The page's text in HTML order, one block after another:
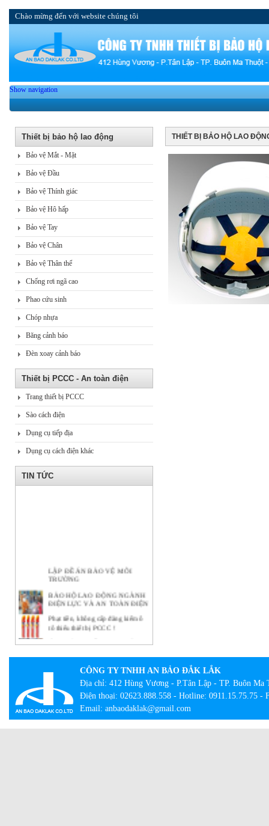
Chào mừng đến với website chúng tôi
Show navigation
Thiết bị bảo hộ lao động
Bảo vệ Mắt - Mặt
Bảo vệ Đầu
Bảo vệ Thính giác
Bảo vệ Hô hấp
Bảo vệ Tay
Bảo vệ Chân
Bảo vệ Thân thể
Chống rơi ngã cao
Phao cứu sinh
Chóp nhựa
Băng cảnh báo
Đèn xoay cảnh báo
Thiết bị PCCC - An toàn điện
Trang thiết bị PCCC
Sào cách điện
Dụng cụ tiếp địa
Dụng cụ cách điện khác
TIN TỨC
LẬP ĐỀ ÁN BẢO VỆ MÔI
TRƯỜNG
BẢO HỘ LAO ĐỘNG NGÀNH
ĐIỆN LỰC VÀ AN TOÀN ĐIỆN
Phạt tiền, không cấp đăng kiểm ô
tô thiếu thiết bị PCCC !
CÔNG TÁC BẢO HỘ LAO
ĐỘNG TẠI DOANH NGHIỆP
BẢO HỘ LAO ĐỘNG -
NHỮNG KHÁI NIỆM CƠ BẢN
CẦN BIẾT
Lạ lẫm với tour bắt buộc mặc đồ
bảo hộ lao động
Con đường thành công của hãng
THIẾT BỊ BẢO HỘ LAO
CÔNG TY TNHH AN BẢO ĐẮK LẮK
Địa chỉ: 412 Hùng Vương - P.Tân Lập - TP. Buôn Ma
Điện thoại: 02623.888.558 - Hotline: 0911.15.75.75 -
Email: anbaodaklak@gmail.com